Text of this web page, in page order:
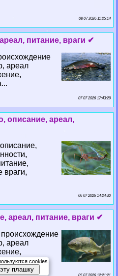
08 07 2026 11:25:14
питание, враги ✔
ареал
07 07 2026 17:43:29
описание, ареал,
враги,
06 07 2026 14:24:30
ареал, питание, враги ✔
ареал
cookies
плашку